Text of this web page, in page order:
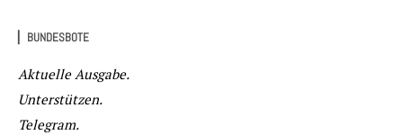
▏BUNDESBOTE
Aktuelle Ausgabe.
Unterstützen.
Telegram.